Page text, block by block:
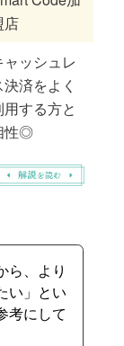
店
ャッシュレ
決済をよく
用する方と
性◎
ら、より
い」とい
考にして